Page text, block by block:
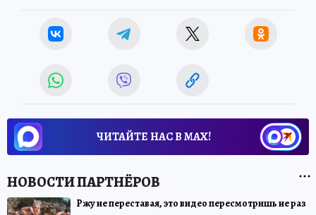
ЧИТАЙТЕ НАС В МАХ!
Ржу не переставая, это видео пересмотришь не раз